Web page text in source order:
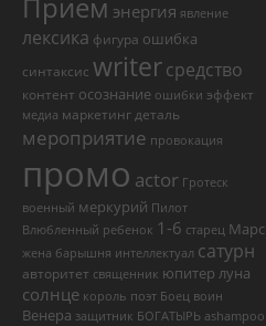
энергия явление
лексика фигура ошибка
синтаксис writerсредство
контент осознание ошибки эффект
медиа маркетингдеталь
мероприятие провокация
промо actor Гротеск
военный меркурий Пилот
Влюбленный ребенок 1-6 старец Марс
жена барышня интеллектуал сатурн
авторитет священник юпитер луна
солнце король поэт Боец воин
Венера защитник БОГАТЫРЬ ashampoo